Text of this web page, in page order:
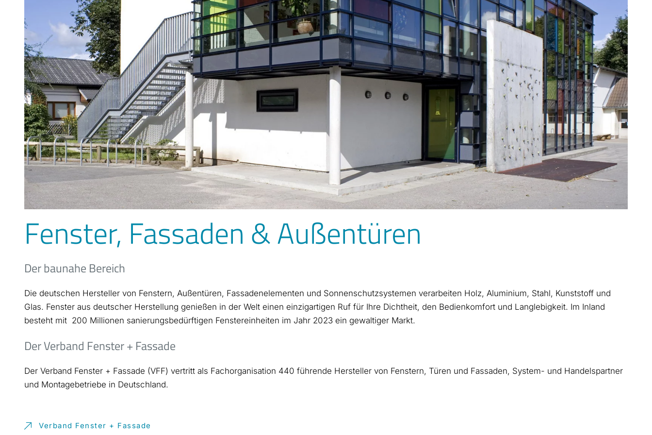
Fenster, Fassaden & Außentüren
Der baunahe Bereich
Die deutschen Hersteller von Fenstern, Außentüren, Fassadenelementen und Sonnenschutzsystemen verarbeiten Holz, Aluminium, Stahl, Kunststoff und
Glas. Fenster aus deutscher Herstellung genießen in der Welt einen einzigartigen Ruf für Ihre Dichtheit, den Bedienkomfort und Langlebigkeit. Im Inland
besteht mit 200 Millionen sanierungsbedürftigen Fenstereinheiten im Jahr 2023ein gewaltiger Markt.
Der Verband Fenster + Fassade
Der Verband Fenster + Fassade (VFF) vertritt als Fachorganisation 440 führende Hersteller von Fenstern, Türen und Fassaden, System- und Handelspartner
und Montagebetriebe in Deutschland.
Verband Fenster + Fassade